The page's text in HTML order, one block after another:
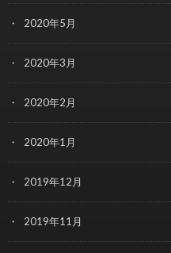
2020年5月
2020年3月
2020年2月
2020年1月
2019年12月
2019年11月